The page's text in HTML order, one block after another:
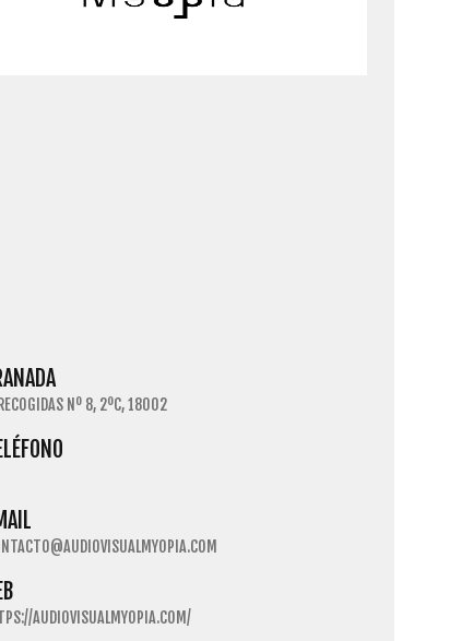
Nº 8, 2ºC, 18002
AUDIOVISUALMYOPIA.COM/